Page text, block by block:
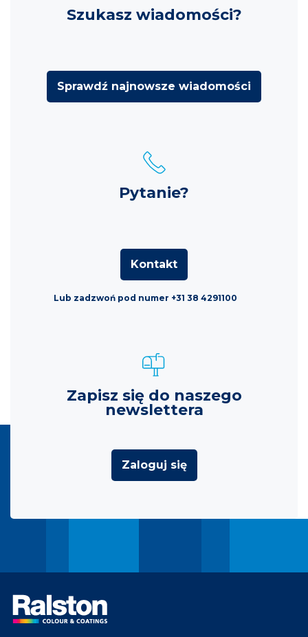
Szukasz wiadomości?
Sprawdź najnowsze wiadomości
Pytanie?
Kontakt
Lub zadzwoń pod numer +31 38 4291100
Zapisz się do naszego
newslettera
Zaloguj się